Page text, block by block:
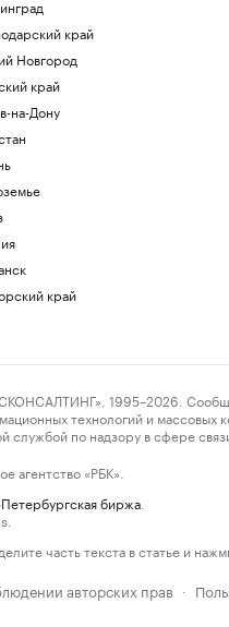
край
Новгород
край
на-Дону
край
1995–2026.
технологий и
службой по надзору в сфере
агентство «РБК».
биржа
часть текста в статье и
авторских прав ·